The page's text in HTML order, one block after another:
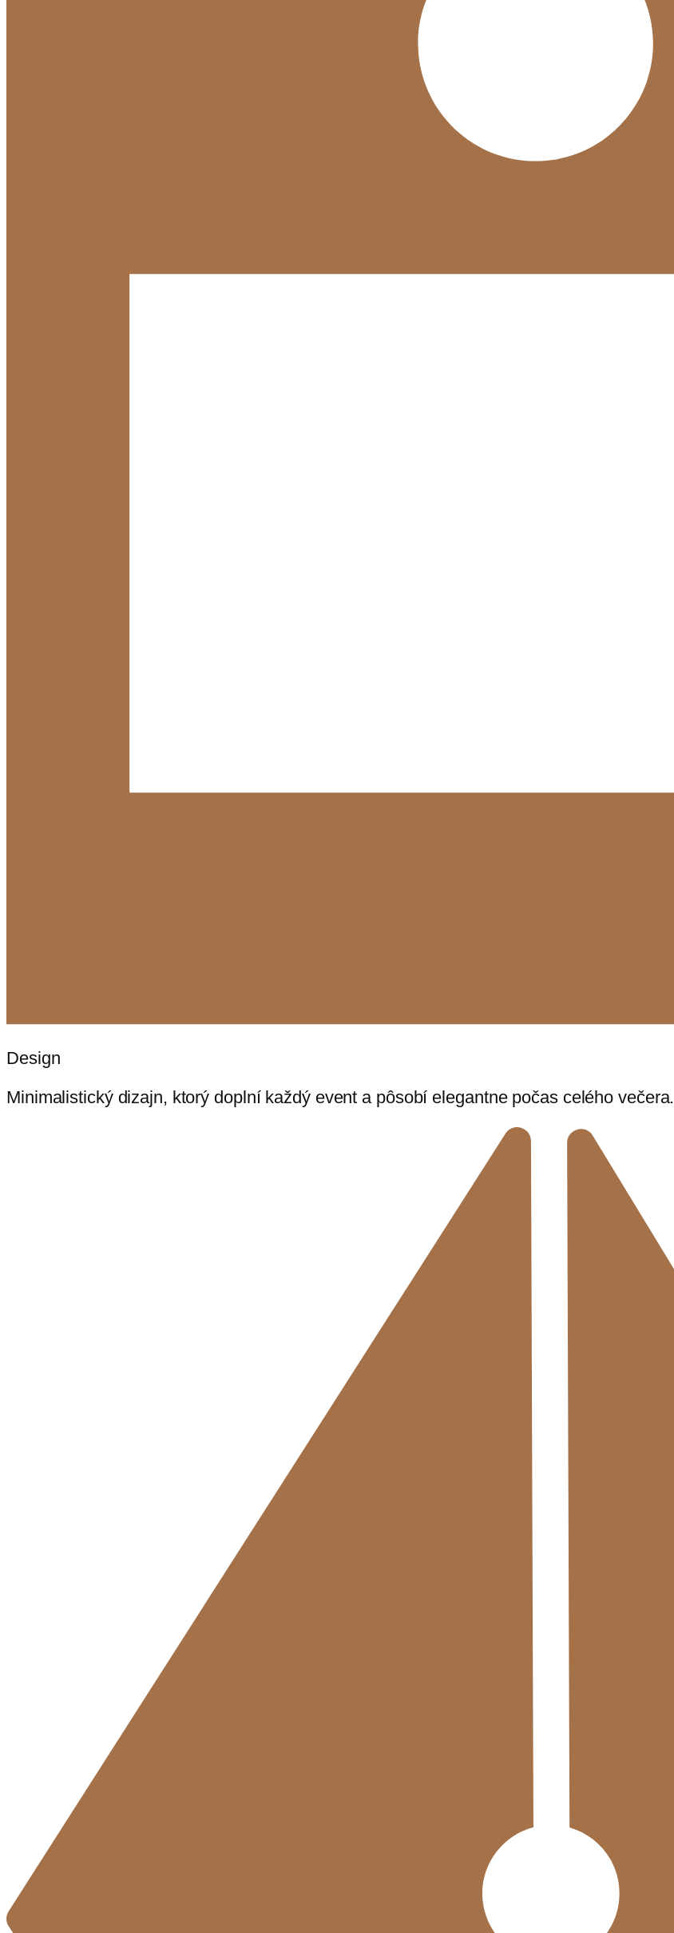
Design
Minimalistický dizajn, ktorý doplní každý event a pôsobí elegantne počas celého večera.